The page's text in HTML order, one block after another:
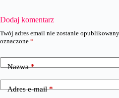
Dodaj komentarz
Twój adres email nie zostanie opublikowany.
oznaczone *
Nazwa*
Adres e-mail*